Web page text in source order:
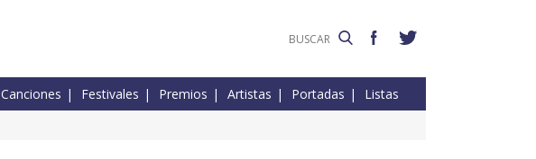
Canciones Festivales Premios Artistas Portadas Listas